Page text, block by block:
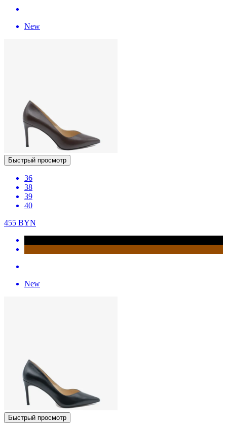
New
Быстрый просмотр
36
38
39
40
455 BYN
New
Быстрый просмотр